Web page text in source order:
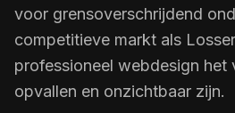
voor grensoverschrijdend
competitieve markt als
professioneel webdesign het
opvallen en onzichtbaar zijn.